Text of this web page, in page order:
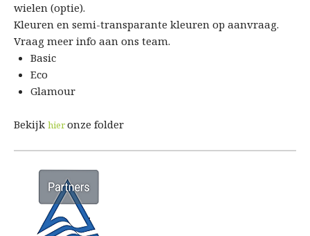
wielen (optie).
Kleuren en semi-transparante kleuren op aanvraag.
Vraag meer info aan ons team.
Basic
Eco
Glamour
Bekijk hieronze folder